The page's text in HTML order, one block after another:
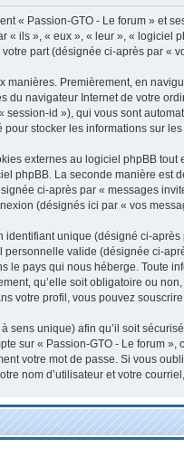
« Passion-GTO - Le forum » et
« ils », « eux », « leur », « logiciel
part (désignée ci-après par «
manières. Premièrement, en
du navigateur Internet de votre
id »), qui vous sont
pour stocker les informations sur
externes au logiciel phpBB
phpBB. La seconde manière est
ci-après par « messages
(désignés ici par « vos
identifiant unique (désigné ci-
valide (désignée ci-
le pays qui nous héberge. Toute
qu’elle soit obligatoire ou
votre profil, vous pouvez
sens unique) afin qu’il soit
sur « Passion-GTO - Le forum
votre mot de passe. Si vous
nom d’utilisateur et votre